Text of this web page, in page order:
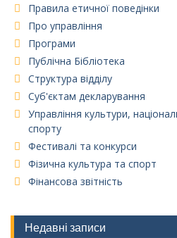
Правила етичної поведінки
Про управління
Програми
Публічна Бібліотека
Структура відділу
Суб'єктам декларування
Управління культури,
спорту
Фестивалі та конкурси
Фізична культура та спорт
Фінансова звітність
Недавні записи